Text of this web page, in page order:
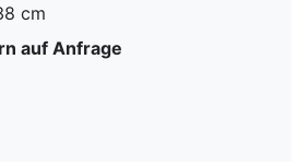
cm
auf Anfrage